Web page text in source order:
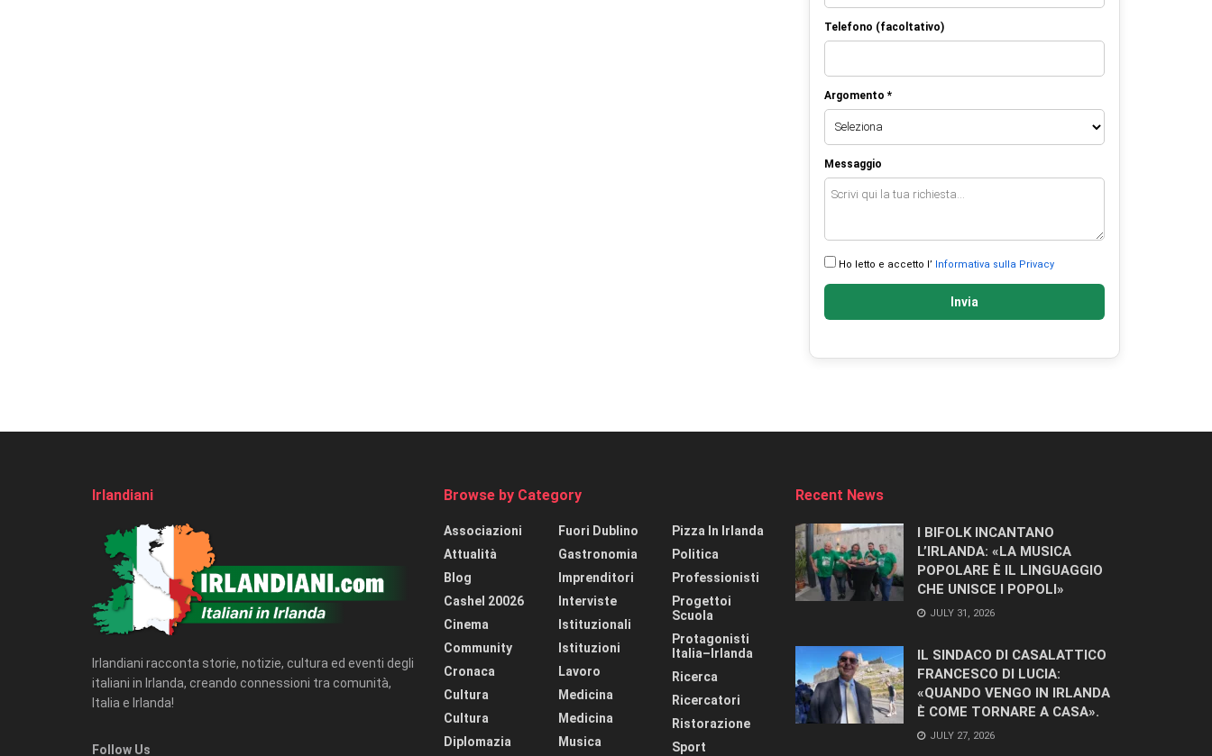
Telefono (facoltativo)
Argomento *
Messaggio
Ho letto e accetto l’ Informativa sulla Privacy
Invia
Irlandiani
Irlandiani racconta storie, notizie, cultura ed eventi degli
italiani in Irlanda, creando connessioni tra comunità,
Italia e Irlanda!
Follow Us
Browse by Category
Associazioni
Attualità
Blog
Cashel 20026
Cinema
Community
Cronaca
Cultura
Cultura
Diplomazia
Fuori Dublino
Gastronomia
Imprenditori
Interviste
Istituzionali
Istituzioni
Lavoro
Medicina
Medicina
Musica
Pizza In Irlanda
Politica
Professionisti
Progettoi
Scuola
Protagonisti
Italia–Irlanda
Ricerca
Ricercatori
Ristorazione
Sport
Recent News
I BIFOLK INCANTANO
L’IRLANDA: «LA MUSICA
POPOLARE È IL LINGUAGGIO
CHE UNISCE I POPOLI»
JULY 31, 2026
IL SINDACO DI CASALATTICO
FRANCESCO DI LUCIA:
«QUANDO VENGO IN IRLANDA
È COME TORNARE A CASA».
JULY 27, 2026